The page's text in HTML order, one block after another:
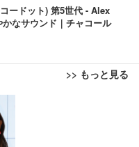
ードット) 第5世代 - Alex
なサウンド｜チャコール
>> もっと見る
ア 椅子 テレワーク 疲れな
ト コンパクト 約105度ロッ
度回転 座面昇降 強化ナイロ
シュ 在宅ワーク H-WY01
ミアムモニター | FlexScan
UHD・USB Type-C・ホワ
トシーツ 薄型 レギュラー 1
ト 300枚